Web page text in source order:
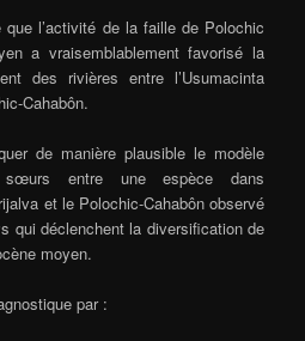
que l’activité de la faille de Polochic
a vraisemblablement favorisé la
des rivières entre l’Usumacinta
Cahabôn.
de manière plausible le modèle
sœurs entre une espèce dans
et le Polochic-Cahabôn observé
qui déclenchent la diversification de
moyen.
par :